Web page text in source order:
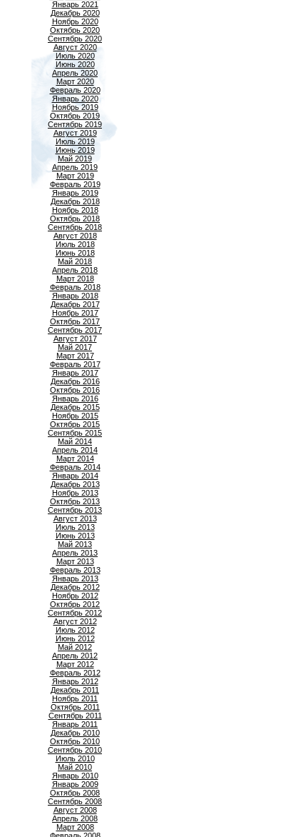
Январь 2021
Декабрь 2020
Ноябрь 2020
Октябрь 2020
Сентябрь 2020
Август 2020
Июль 2020
Июнь 2020
Апрель 2020
Март 2020
Февраль 2020
Январь 2020
Ноябрь 2019
Октябрь 2019
Сентябрь 2019
Август 2019
Июль 2019
Июнь 2019
Май 2019
Апрель 2019
Март 2019
Февраль 2019
Январь 2019
Декабрь 2018
Ноябрь 2018
Октябрь 2018
Сентябрь 2018
Август 2018
Июль 2018
Июнь 2018
Май 2018
Апрель 2018
Март 2018
Февраль 2018
Январь 2018
Декабрь 2017
Ноябрь 2017
Октябрь 2017
Сентябрь 2017
Август 2017
Май 2017
Март 2017
Февраль 2017
Январь 2017
Декабрь 2016
Октябрь 2016
Январь 2016
Декабрь 2015
Ноябрь 2015
Октябрь 2015
Сентябрь 2015
Май 2014
Апрель 2014
Март 2014
Февраль 2014
Январь 2014
Декабрь 2013
Ноябрь 2013
Октябрь 2013
Сентябрь 2013
Август 2013
Июль 2013
Июнь 2013
Май 2013
Апрель 2013
Март 2013
Февраль 2013
Январь 2013
Декабрь 2012
Ноябрь 2012
Октябрь 2012
Сентябрь 2012
Август 2012
Июль 2012
Июнь 2012
Май 2012
Апрель 2012
Март 2012
Февраль 2012
Январь 2012
Декабрь 2011
Ноябрь 2011
Октябрь 2011
Сентябрь 2011
Январь 2011
Декабрь 2010
Октябрь 2010
Сентябрь 2010
Июль 2010
Май 2010
Январь 2010
Январь 2009
Октябрь 2008
Сентябрь 2008
Август 2008
Апрель 2008
Март 2008